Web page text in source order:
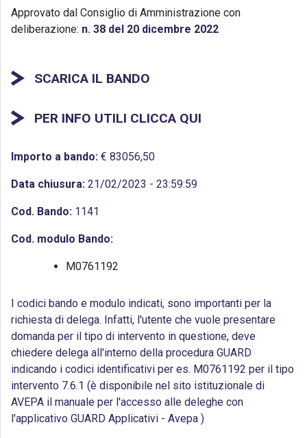
Approvato dal Consiglio di Amministrazione con
deliberazione: n. 38 del 20 dicembre 2022
SCARICA IL BANDO
PER INFO UTILI CLICCA QUI
Importo a bando: € 83056,50
Data chiusura: 21/02/2023 - 23:59:59
Cod. Bando: 1141
Cod. modulo Bando:
M0761192
I codici bando e modulo indicati, sono importanti per la
richiesta di delega. Infatti, l'utente che vuole presentare
domanda per il tipo di intervento in questione, deve
chiedere delega all'interno della procedura GUARD
indicando i codici identificativi per es. M0761192 per il tipo
intervento 7.6.1 (è disponibile nel sito istituzionale di
AVEPA il manuale per l'accesso alle deleghe con
l'applicativo GUARD Applicativi - Avepa )